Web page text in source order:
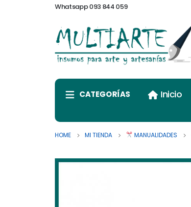
Whatsapp 093 844 059
CATEGORÍAS Inicio
HOME MI TIENDA MANUALIDADES